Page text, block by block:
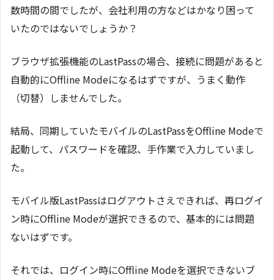
数時間の間でしたが、会社利用の方などはかなり困って
いたのではないでしょうか？
ブラウザ拡張機能のLastPassの場合、接続に問題があると
自動的にOffline Modeになるはずですが、うまく動作
（切替）しませんでした。
結局、同期していたモバイルのLastPassをOffline Modeで
起動して、パスワードを確認、手作業で入力していまし
た。
モバイル版LastPassはログアウトさえできれば、再ログイ
ン時にOffline Modeが選択できるので、基本的には問題
ないはずです。
それでは、ログイン時にOffline Modeを選択できないブ